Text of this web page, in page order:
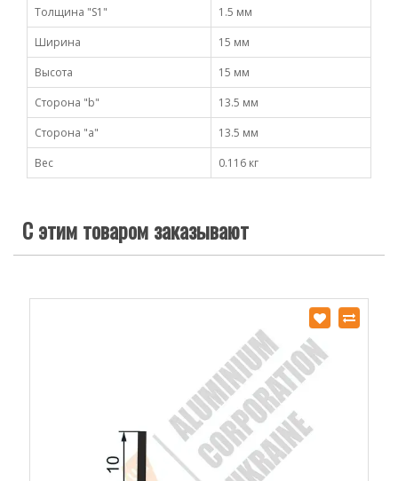
Толщина "S1"
1.5 мм
Ширина
15 мм
Высота
15 мм
Сторона "b"
13.5 мм
Сторона "а"
13.5 мм
Вес
0.116 кг
С этим товаром заказывают